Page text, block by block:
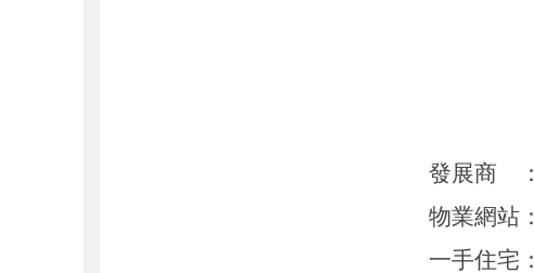
發展商
：
物業網站：
一手住宅 ：